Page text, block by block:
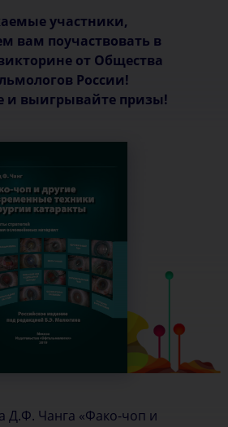
участники,
вам поучаствовать в
от Общества
России!
и выигрывайте призы!
Д.Ф. Чанга «Фако-чоп и